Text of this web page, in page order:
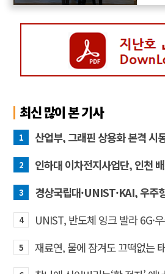
최신 많이 본 기사
1
2
3 경상국립대·UNIST·KAI, 우주
4
5 재료연, 물에 잠겨도 끄떡없는